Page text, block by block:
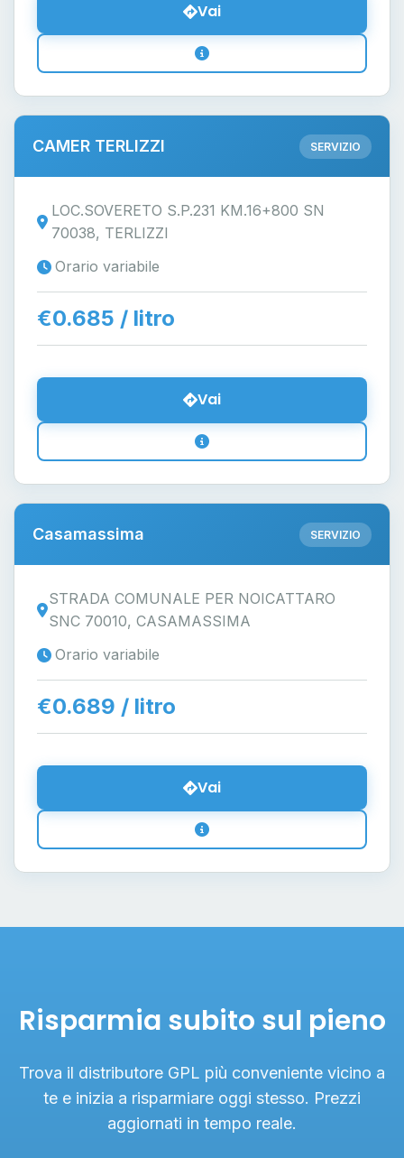
Vai
CAMER TERLIZZI SERVIZIO
LOC.SOVERETO S.P.231 KM.16+800 SN
70038, TERLIZZI
Orario variabile
€0.685 / litro
Vai
Casamassima SERVIZIO
STRADA COMUNALE PER NOICATTARO
SNC 70010, CASAMASSIMA
Orario variabile
€0.689 / litro
Vai
Risparmia subito sul pieno
Trova il distributore GPL più conveniente vicino a
te e inizia a risparmiare oggi stesso. Prezzi
aggiornati in tempo reale.